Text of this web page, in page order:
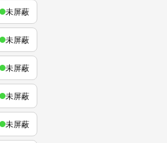
未屏蔽
未屏蔽
未屏蔽
未屏蔽
未屏蔽